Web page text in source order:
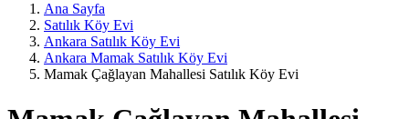
Ana Sayfa
Satılık Köy Evi
Ankara Satılık Köy Evi
Ankara Mamak Satılık Köy Evi
Mamak Çağlayan Mahallesi Satılık Köy Evi